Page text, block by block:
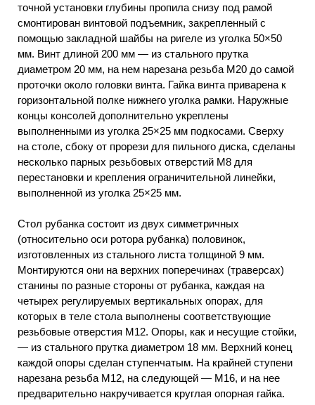
точной установки глубины пропила снизу под рамой
смонтирован винтовой подъемник, закрепленный с
помощью закладной шайбы на ригеле из уголка 50×50
мм. Винт длиной 200 мм — из стального прутка
диаметром 20 мм, на нем нарезана резьба М20 до самой
проточки около головки винта. Гайка винта приварена к
горизонтальной полке нижнего уголка рамки. Наружные
концы консолей дополнительно укреплены
выполненными из уголка 25×25 мм подкосами. Сверху
на столе, сбоку от прорези для пильного диска, сделаны
несколько парных резьбовых отверстий М8 для
перестановки и крепления ограничительной линейки,
выполненной из уголка 25×25 мм.
Стол рубанка состоит из двух симметричных
(относительно оси ротора рубанка) половинок,
изготовленных из стального листа толщиной 9 мм.
Монтируются они на верхних поперечинах (траверсах)
станины по разные стороны от рубанка, каждая на
четырех регулируемых вертикальных опорах, для
которых в теле стола выполнены соответствующие
резьбовые отверстия М12. Опоры, как и несущие стойки,
— из стального прутка диаметром 18 мм. Верхний конец
каждой опоры сделан ступенчатым. На крайней ступени
нарезана резьба М12, на следующей — М16, и на нее
предварительно накручивается круглая опорная гайка.